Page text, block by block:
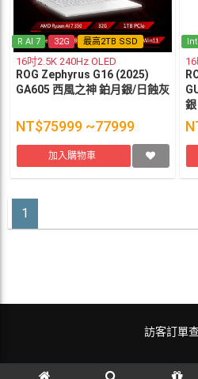
R AI 7 32G 最高2TB SSD
16吋2.5K 240Hz OLED
ROG Zephyrus G16 (2025)
GA605 西風之神 鉑月銀/日蝕灰
NT$75999 ~77999
加入購物車
銀
1
訪客訂單
麗文校園購~教科書一本免運！ ©